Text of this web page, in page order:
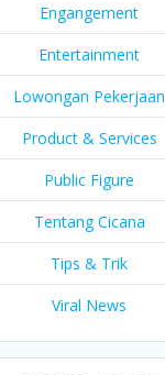
Engangement
Entertainment
Lowongan Pekerjaan
Product & Services
Public Figure
Tentang Cicana
Tips & Trik
Viral News